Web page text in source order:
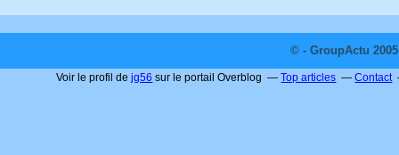
© - GroupActu
Voir le profil dejg56 sur le portail Overblog Top articles Contact